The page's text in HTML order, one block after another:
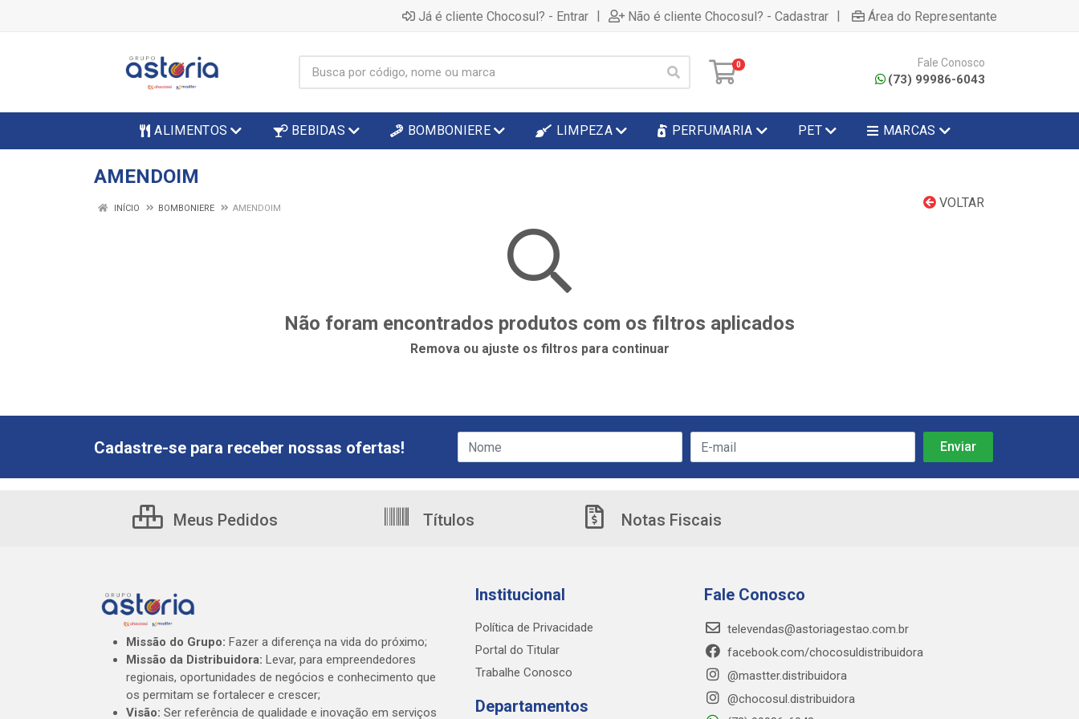
Já é cliente Chocosul? - Entrar | Não é cliente Chocosul? - Cadastrar | Área do Representante
0 Fale Conosco
(73) 99986-6043
ALIMENTOS BEBIDAS BOMBONIERE LIMPEZA PERFUMARIA PET MARCAS
AMENDOIM
VOLTAR
INÍCIO BOMBONIERE AMENDOIM
Não foram encontrados produtos com os filtros aplicados
Remova ou ajuste os filtros para continuar
Cadastre-se para receber nossas ofertas!
Meus Pedidos Títulos Notas Fiscais
Missão do Grupo: Fazer a diferença na vida do próximo;
Missão da Distribuidora: Levar, para empreendedores
regionais, oportunidades de negócios e conhecimento que
os permitam se fortalecer e crescer;
Visão: Ser referência de qualidade e inovação em serviços
Institucional
Política de Privacidade
Portal do Titular
Trabalhe Conosco
Departamentos
Fale Conosco
televendas@astoriagestao.com.br
facebook.com/chocosuldistribuidora
@mastter.distribuidora
@chocosul.distribuidora